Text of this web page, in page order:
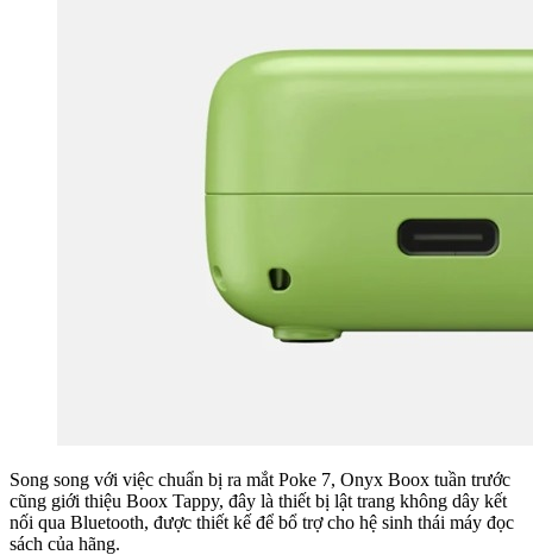
Song song với việc chuẩn bị ra mắt Poke 7, Onyx Boox tuần trước
cũng giới thiệu Boox Tappy, đây là thiết bị lật trang không dây kết
nối qua Bluetooth, được thiết kế để bổ trợ cho hệ sinh thái máy đọc
sách của hãng.